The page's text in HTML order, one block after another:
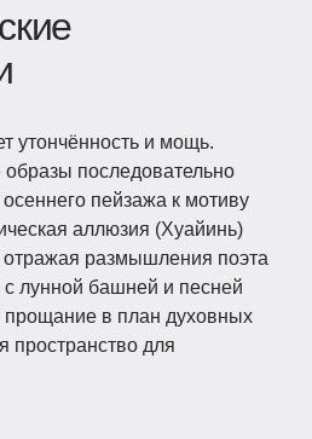
утончённость и мощь.
последовательно
пейзажа к мотиву
аллюзия (Хуайинь)
размышления поэта
лунной башней и песней
прощание в план духовных
пространство для